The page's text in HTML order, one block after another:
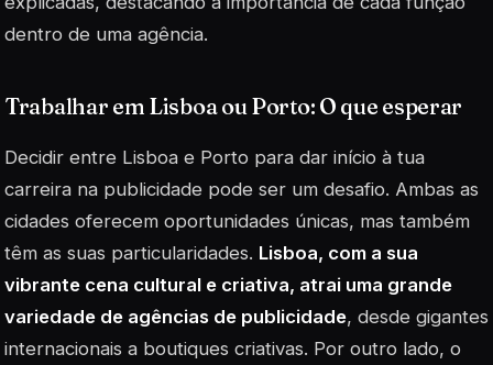
dentro de uma agência.
Trabalhar em Lisboa ou Porto: O que esperar
Decidir entre Lisboa e Porto para dar início à tua
carreira na publicidade pode ser um desafio. Ambas as
cidades oferecem oportunidades únicas, mas também
têm as suas particularidades. Lisboa, com a sua
vibrante cena cultural e criativa, atrai uma grande
variedade de agências de publicidade, desde gigantes
internacionais a boutiques criativas. Por outro lado, o